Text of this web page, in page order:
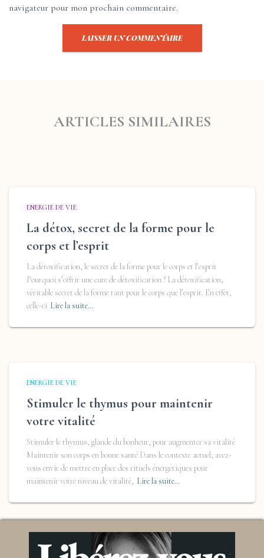
navigateur pour mon prochain commentaire.
ARTICLES SIMILAIRES
ENERGIE DE VIE
La détox, secret de la forme pour le
corps et l’esprit
La détoxification, le secret de la forme pour le corps et l’esprit
Pourquoi s’offrir une cure de détoxification ? La détoxification,
véritable secret de la forme tant pour le corps que l’esprit. En effet,
celle-ci Lire la suite…
ENERGIE DE VIE
Stimuler le thymus pour maintenir
votre vitalité
Stimuler le thymus, glande du bonheur, pour augmenter sa vitalité
Maintenir son corps en bonne santé Dans le contexte actuel, avez-
vous envie de mettre en place des rituels énergétiques pour
maintenir votre niveau de vitalité, Lire la suite…